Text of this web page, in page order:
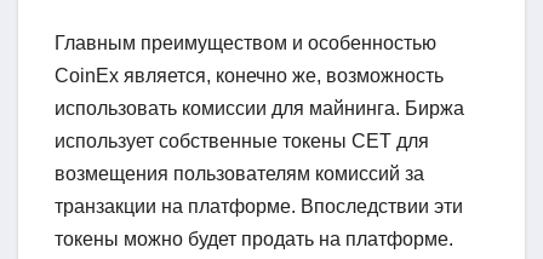
Главным преимуществом и особенностью
CoinEx является, конечно же, возможность
использовать комиссии для майнинга. Биржа
использует собственные токены CET для
возмещения пользователям комиссий за
транзакции на платформе. Впоследствии эти
токены можно будет продать на платформе.